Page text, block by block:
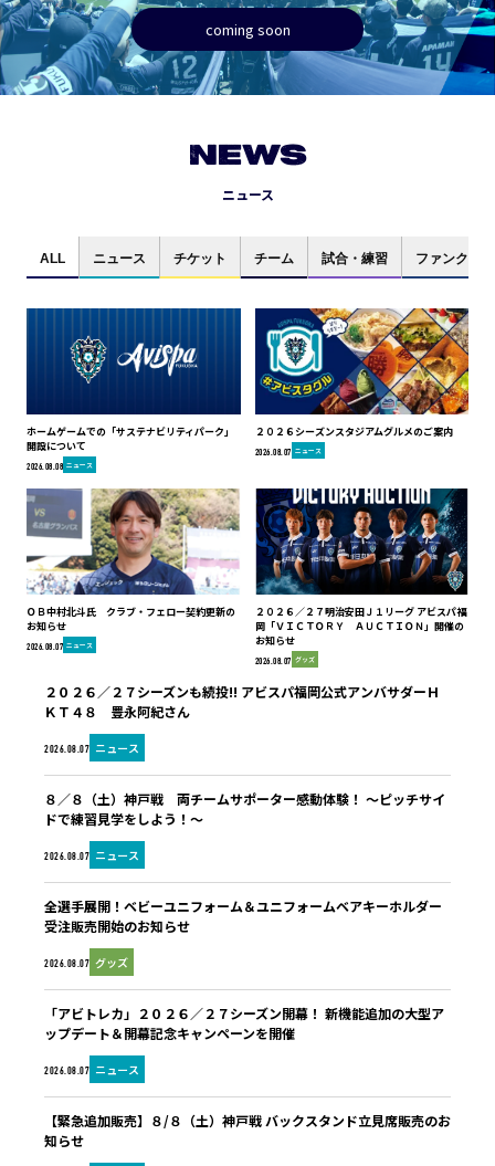
coming soon
NEWS
ニュース
ALL ニュース チケット チーム 試合・練習 ファンクラブ
ホームゲームでの「サステナビリティパーク」
開設について
2026.08.08 ニュース
２０２６シーズンスタジアムグルメのご案内
2026.08.07 ニュース
ＯＢ中村北斗氏 クラブ・フェロー契約更新の
お知らせ
2026.08.07 ニュース
２０２６／２７明治安田Ｊ１リーグ アビスパ福
岡「ＶＩＣＴＯＲＹ ＡＵＣＴＩＯＮ」開催の
お知らせ
2026.08.07 グッズ
2026.08.07 ニュース
２０２６／２７シーズンも続投!! アビスパ福岡公式アンバサダーＨ
ＫＴ４８ 豊永阿紀さん
2026.08.07 ニュース
８／８（土）神戸戦 両チームサポーター感動体験！ ～ピッチサイ
ドで練習見学をしよう！～
2026.08.07 グッズ
全選手展開！ベビーユニフォーム＆ユニフォームベアキーホルダー
受注販売開始のお知らせ
2026.08.07 ニュース
「アビトレカ」２０２６／２７シーズン開幕！ 新機能追加の大型ア
ップデート＆開幕記念キャンペーンを開催
【緊急追加販売】８/８（土）神戸戦 バックスタンド立見席販売のお
知らせ